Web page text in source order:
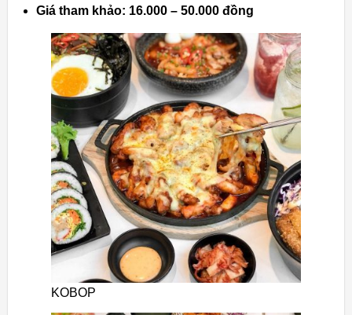
Giá tham khảo: 16.000 – 50.000 đồng
KOBOP